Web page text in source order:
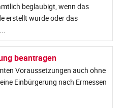
beglaubigt, wenn das
erstellt wurde oder das
beantragen
Voraussetzungen auch ohne
Einbürgerung nach Ermessen